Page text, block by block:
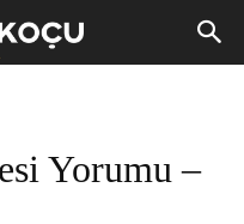
Yorumu –